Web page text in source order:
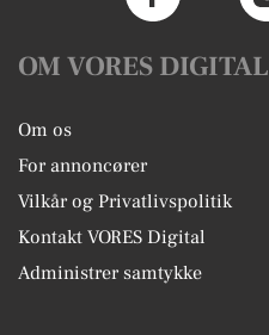
OM VORES DIGITAL
Om os
For annoncører
Vilkår og Privatlivspolitik
Kontakt VORES Digital
Administrer samtykke